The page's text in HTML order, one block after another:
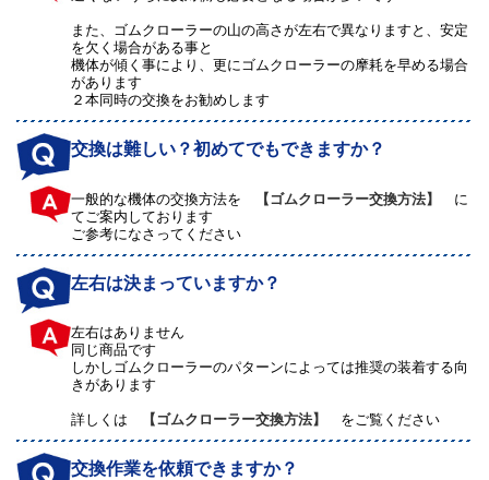
また、ゴムクローラーの山の高さが左右で異なりますと、安定
を欠く場合がある事と
機体が傾く事により、更にゴムクローラーの摩耗を早める場合
があります
２本同時の交換をお勧めします
交換は難しい？初めてでもできますか？
一般的な機体の交換方法を 【ゴムクローラー交換方法】
に
てご案内しております
ご参考になさってください
左右は決まっていますか？
左右はありません
同じ商品です
しかしゴムクローラーのパターンによっては推奨の装着する向
きがあります
詳しくは 【ゴムクローラー交換方法】 をご覧ください
交換作業を依頼できますか？